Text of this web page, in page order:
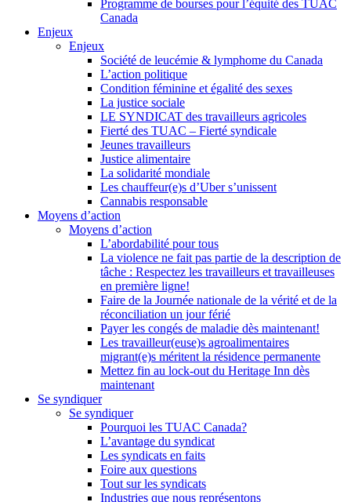
Programme de bourses pour l’équité des TUAC
Canada
Enjeux
Enjeux
Société de leucémie & lymphome du Canada
L’action politique
Condition féminine et égalité des sexes
La justice sociale
LE SYNDICAT des travailleurs agricoles
Fierté des TUAC – Fierté syndicale
Jeunes travailleurs
Justice alimentaire
La solidarité mondiale
Les chauffeur(e)s d’Uber s’unissent
Cannabis responsable
Moyens d’action
Moyens d’action
L’abordabilité pour tous
La violence ne fait pas partie de la description de
tâche : Respectez les travailleurs et travailleuses
en première ligne!
Faire de la Journée nationale de la vérité et de la
réconciliation un jour férié
Payer les congés de maladie dès maintenant!
Les travailleur(euse)s agroalimentaires
migrant(e)s méritent la résidence permanente
Mettez fin au lock-out du Heritage Inn dès
maintenant
Se syndiquer
Se syndiquer
Pourquoi les TUAC Canada?
L’avantage du syndicat
Les syndicats en faits
Foire aux questions
Tout sur les syndicats
Industries que nous représentons